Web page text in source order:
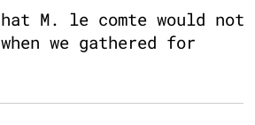
M. le comte would not
we gathered for